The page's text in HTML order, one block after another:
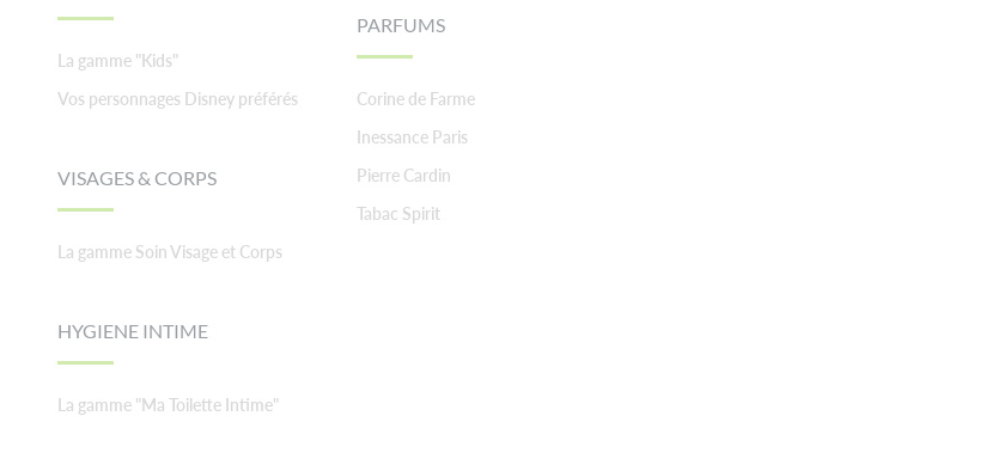
La gamme "Kids"
Vos personnages Disney préférés
VISAGES & CORPS
La gamme Soin Visage et Corps
HYGIENE INTIME
La gamme "Ma Toilette Intime"
PARFUMS
Corine de Farme
Inessance Paris
Pierre Cardin
Tabac Spirit